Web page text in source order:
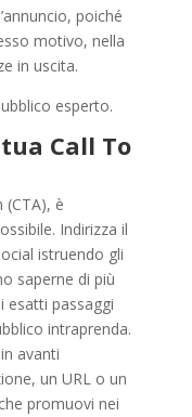
poiché
motivo, nella
in uscita.
esperto.
Call To
(CTA), è
Indirizza il
istruendo gli
saperne di più
esatti passaggi
intraprenda.
avanti
un URL o un
promuovi nei